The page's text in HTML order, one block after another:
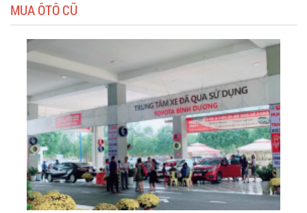
MUA ÔTÔ CŨ